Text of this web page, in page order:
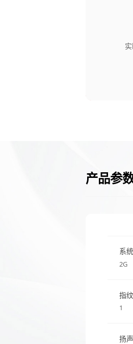
屏幕清晰
数据动态
同步刷新
产品参
系
2G
指
1
扬